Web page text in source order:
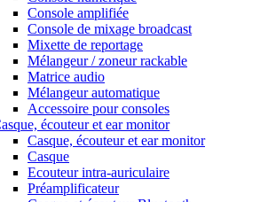
Console amplifiée
Console de mixage broadcast
Mixette de reportage
Mélangeur / zoneur rackable
Matrice audio
Mélangeur automatique
Accessoire pour consoles
écouteur et ear monitor
Casque, écouteur et ear monitor
Casque
Ecouteur intra-auriculaire
Préamplificateur